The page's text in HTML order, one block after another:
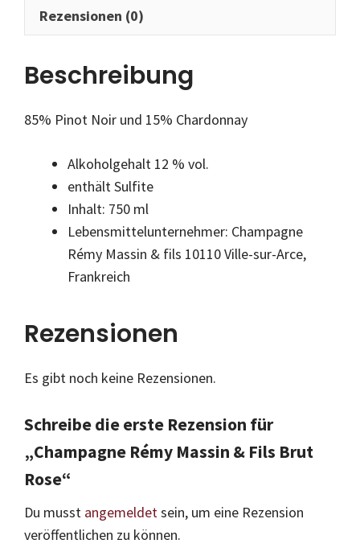
Rezensionen (0)
Beschreibung
85% Pinot Noir und 15% Chardonnay
Alkoholgehalt 12 % vol.
enthält Sulfite
Inhalt: 750 ml
Lebensmittelunternehmer: Champagne
Rémy Massin & fils 10110 Ville-sur-Arce,
Frankreich
Rezensionen
Es gibt noch keine Rezensionen.
Schreibe die erste Rezension für
„Champagne Rémy Massin & Fils Brut
Rose“
Du musst angemeldetsein, um eine Rezension
veröffentlichen zu können.